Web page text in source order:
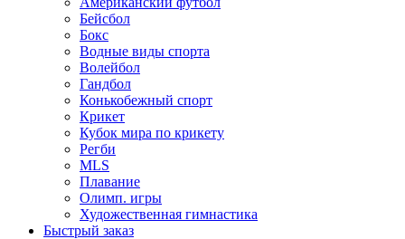
Бейсбол
Бокс
Водные виды спорта
Волейбол
Гандбол
Конькобежный спорт
Крикет
Кубок мира по крикету
Регби
MLS
Плавание
Олимп. игры
Художественная гимнастика
Быстрый заказ